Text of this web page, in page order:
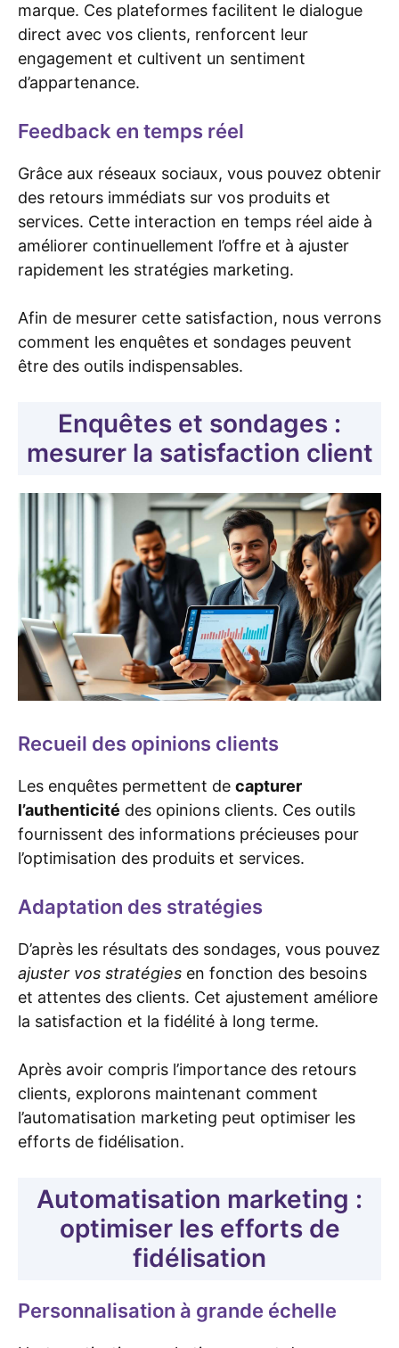
marque. Ces plateformes facilitent le dialogue
direct avec vos clients, renforcent leur
engagement et cultivent un sentiment
d’appartenance.
Feedback en temps réel
Grâce aux réseaux sociaux, vous pouvez obtenir
des retours immédiats sur vos produits et
services. Cette interaction en temps réel aide à
améliorer continuellement l’offre et à ajuster
rapidement les stratégies marketing.
Afin de mesurer cette satisfaction, nous verrons
comment les enquêtes et sondages peuvent
être des outils indispensables.
Enquêtes et sondages :
mesurer la satisfaction client
Recueil des opinions clients
Les enquêtes permettent de capturer
l’authenticité des opinions clients. Ces outils
fournissent des informations précieuses pour
l’optimisation des produits et services.
Adaptation des stratégies
D’après les résultats des sondages, vous pouvez
ajuster vos stratégies en fonction des besoins
et attentes des clients. Cet ajustement améliore
la satisfaction et la fidélité à long terme.
Après avoir compris l’importance des retours
clients, explorons maintenant comment
l’automatisation marketing peut optimiser les
efforts de fidélisation.
Automatisation marketing :
optimiser les efforts de
fidélisation
Personnalisation à grande échelle